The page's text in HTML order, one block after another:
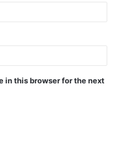
in this browser for the next